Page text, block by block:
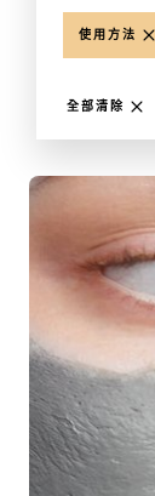
使用方法
全部清除